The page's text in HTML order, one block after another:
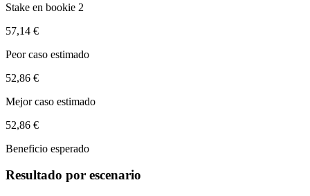
Stake en bookie 2
57,14 €
Peor caso estimado
52,86 €
Mejor caso estimado
52,86 €
Beneficio esperado
Resultado por escenario